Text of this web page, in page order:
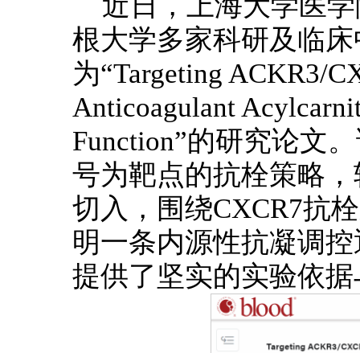
近日，上海大学医
根大学多家科研及临
为“Targeting ACKR3/
Anticoagulant
Function”的研究论文
号为靶点的抗栓策略
切入，围绕CXCR7抗
明一条内源性抗凝调
提供了坚实的实验依